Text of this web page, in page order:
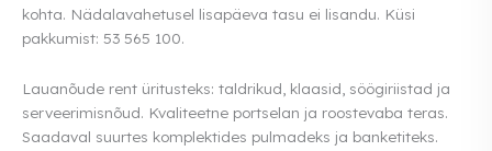
kohta. Nädalavahetusel lisapäeva tasu ei lisandu. Küsi
pakkumist: 53 565 100.
Lauanõude rent üritusteks: taldrikud, klaasid, söögiriistad ja
serveerimisnõud. Kvaliteetne portselan ja roostevaba teras.
Saadaval suurtes komplektides pulmadeks ja banketiteks.